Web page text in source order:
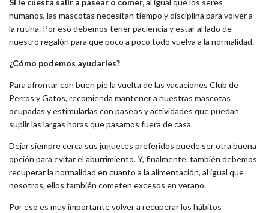
Si le cuesta salir a pasear o comer,al igual que los seres
humanos, las mascotas necesitan tiempo y disciplina para volver a
la rutina. Por eso debemos tener paciencia y estar al lado de
nuestro regalón para que poco a poco todo vuelva a la normalidad.
¿Cómo podemos ayudarles?
Para afrontar con buen pie la vuelta de las vacaciones Club de
Perros y Gatos, recomienda mantener a nuestras mascotas
ocupadas y estimularlas con paseos y actividades que puedan
suplir las largas horas que pasamos fuera de casa.
Dejar siempre cerca sus juguetes preferidos puede ser otra buena
opción para evitar el aburrimiento. Y, finalmente, también debemos
recuperar la normalidad en cuanto a la alimentación, al igual que
nosotros, ellos también cometen excesos en verano.
Por eso es muy importante volver a recuperar los hábitos